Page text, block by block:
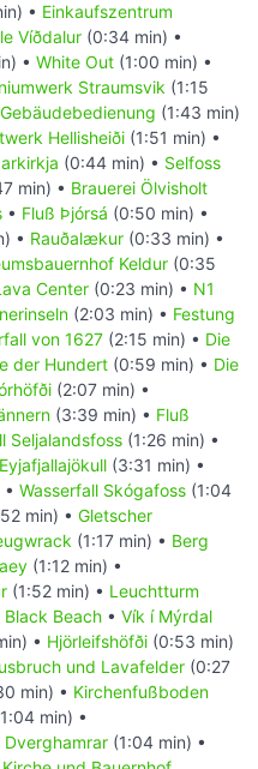
• Einkaufszentrum
Víðdalur (0:34 min) •
• White Out (1:00 min) •
Straumsvik (1:15
Gebäudebedienung (1:43 min)
Hellisheiði (1:51 min) •
(0:44 min) • Selfoss
min) • Brauerei Ölvisholt
• Fluß Þjórsá (0:50 min) •
• Rauðalækur (0:33 min) •
Keldur (0:35
Center (0:23 min) • N1
(2:03 min) • Festung
von 1627 (2:15 min) • Die
der Hundert (0:59 min) • Die
(2:07 min) •
(3:39 min) • Fluß
Seljalandsfoss (1:26 min) •
(3:31 min) •
• Wasserfall Skógafoss (1:04
min) • Gletscher
(1:17 min) • Berg
(1:12 min) •
(1:52 min) • Leuchtturm
Black Beach • Vík í Mýrdal
• Hjörleifshöfði (0:53 min)
und Lavafelder (0:27
min) • Kirchenfußboden
min) •
Dverghamrar (1:04 min) •